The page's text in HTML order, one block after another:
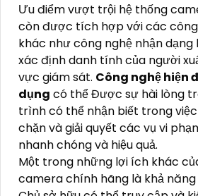
Ưu điểm vượt trội hệ thống
còn được tích hợp với các
khác như công nghệ nhận dạng
xác định danh tính của người
vực giám sát. Công nghệ hiện
dụng có thể Được sự hài lòng
trình có thể nhận biết trong
chặn và giải quyết các vụ vi
nhanh chóng và hiệu quả.
Một trong những lợi ích khác
camera chính hãng là khả năng